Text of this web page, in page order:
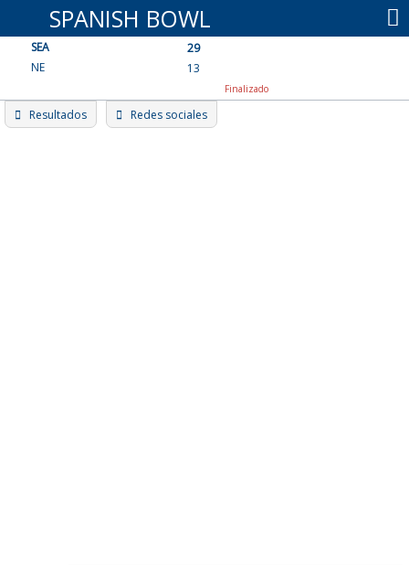
content
SPANISH BOWL
SEA
29
NE
13
Finalizado
Resultados Redes sociales